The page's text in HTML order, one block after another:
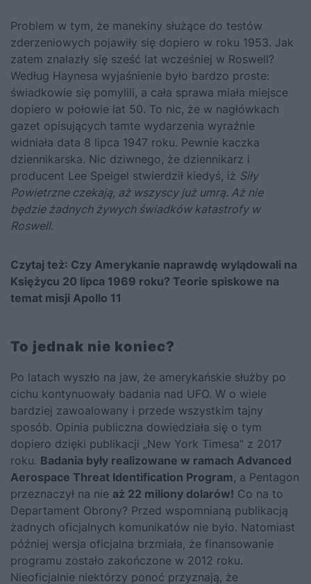
Problem w tym, że manekiny służące do testów
zderzeniowych pojawiły się dopiero w roku 1953. Jak
zatem znalazły się sześć lat wcześniej w Roswell?
Według Haynesa wyjaśnienie było bardzo proste:
świadkowie się pomylili, a cała sprawa miała miejsce
dopiero w połowie lat 50. To nic, że w nagłówkach
gazet opisujących tamte wydarzenia wyraźnie
widniała data 8 lipca 1947 roku. Pewnie kaczka
dziennikarska. Nic dziwnego, że dziennikarz i
producent Lee Speigel stwierdził kiedyś, iż Siły
Powietrzne czekają, aż wszyscy już umrą. Aż nie
będzie żadnych żywych świadków katastrofy w
Roswell.
Czytaj też: Czy Amerykanie naprawdę wylądowali na
Księżycu 20 lipca 1969 roku? Teorie spiskowe na
temat misji Apollo 11
To jednak nie koniec?
Po latach wyszło na jaw, że amerykańskie służby po
cichu kontynuowały badania nad UFO. W o wiele
bardziej zawoalowany i przede wszystkim tajny
sposób. Opinia publiczna dowiedziała się o tym
dopiero dzięki publikacji „New York Timesa” z 2017
roku. Badania były realizowane w ramach Advanced
Aerospace Threat Identification Program, a Pentagon
przeznaczył na nie aż 22 miliony dolarów! Co na to
Departament Obrony? Przed wspomnianą publikacją
żadnych oficjalnych komunikatów nie było. Natomiast
później wersja oficjalna brzmiała, że finansowanie
programu zostało zakończone w 2012 roku.
Nieoficjalnie niektórzy ponoć przyznają, że